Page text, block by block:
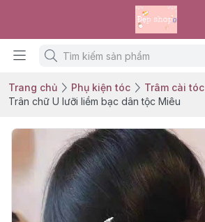
Trang chủ Phụ kiện tóc
Trâm cài tóc
Trân chữ U lưỡi liềm bạc dân tộc Miêu